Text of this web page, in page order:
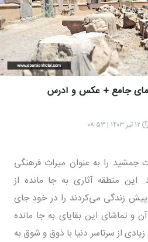
جامع + عکس و آدرس
۱۲ تیر ۱۴۰۳ | ۰۸:۵۳
را به عنوان میراث فرهنگی
این منطقه آثاری به جا مانده از
که در 2500 سال پیش زندگی می‌کردند را در خود جای
و تماشای این بقایای به جا مانده
از سرتاسر دنیا با ذوق و شوق به